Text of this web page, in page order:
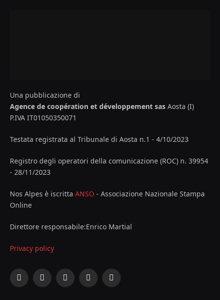
Una pubblicazione di
Agence de coopération et développement sas Aosta (I)
P.IVA IT01050350071
Testata registrata al Tribunale di Aosta n.1 - 4/10/2023
Registro degli operatori della comunicazione (ROC) n. 39954
- 28/11/2023
Nos Alpes è iscritta ANSO - Associazione Nazionale Stampa
Online
Direttore responsabile:Enrico Martial
Privacy policy
Facebook
X
InstagramYouTubeLinkedIn